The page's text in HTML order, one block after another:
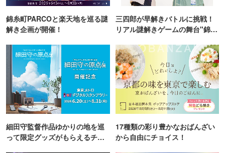
錦糸町PARCOと楽天地を巡る謎
解き企画が開催！
三四郎が早解きバトルに挑戦！
リアル謎解きゲームの舞台"錦糸
細田守監督作品ゆかりの地を巡
って限定グッズがもらえるチャ
17種類の彩り豊かなおばんざい
から自由にチョイス！